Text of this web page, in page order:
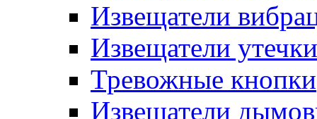
Извещатели
Извещатели утечки
Тревожные кнопки
Извещатели